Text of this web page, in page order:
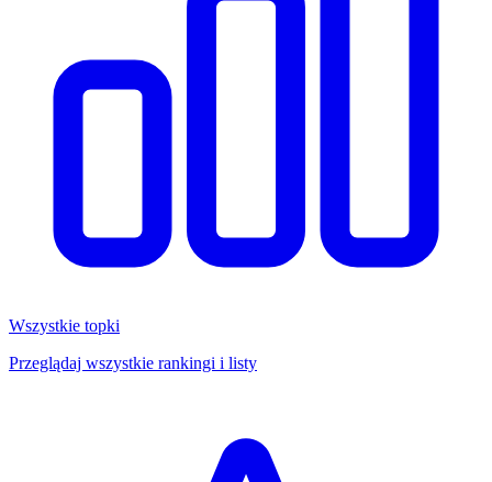
Wszystkie topki
Przeglądaj wszystkie rankingi i listy